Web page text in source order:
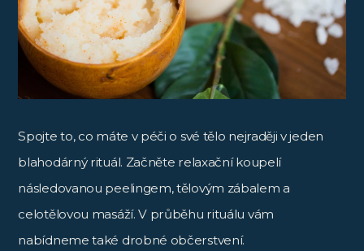
Spojte to, co máte v péči o své tělo nejraději v jeden
blahodárný rituál. Začněte relaxační koupelí
následovanou peelingem, tělovým zábalem a
celotělovou masáží. V průběhu rituálu vám
nabídneme také drobné občerstvení.